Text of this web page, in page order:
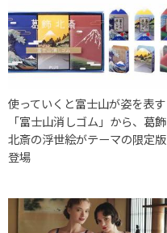
使っていくと富士山が姿を表す
「富士山消しゴム」から、葛飾
北斎の浮世絵がテーマの限定版
登場